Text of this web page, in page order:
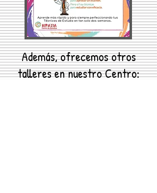
Además, ofrecemos otros
talleres en nuestro Centro: